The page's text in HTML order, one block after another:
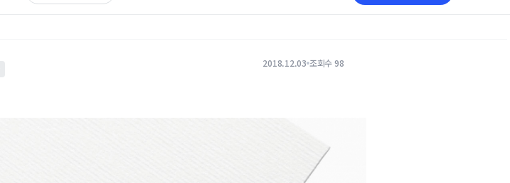
2018.12.03 조회수 98